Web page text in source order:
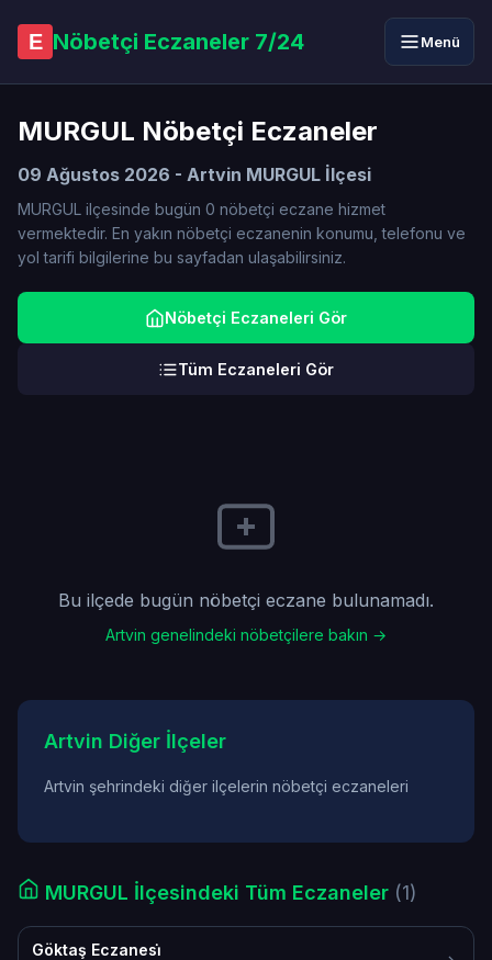
E Nöbetçi Eczaneler 7/24 Menü
MURGUL Nöbetçi Eczaneler
09 Ağustos 2026 - Artvin MURGUL İlçesi
MURGUL ilçesinde bugün 0 nöbetçi eczane hizmet
vermektedir. En yakın nöbetçi eczanenin konumu, telefonu ve
yol tarifi bilgilerine bu sayfadan ulaşabilirsiniz.
Nöbetçi Eczaneleri Gör
Tüm Eczaneleri Gör
Bu ilçede bugün nöbetçi eczane bulunamadı.
Artvin genelindeki nöbetçilere bakın →
Artvin Diğer İlçeler
Artvin şehrindeki diğer ilçelerin nöbetçi eczaneleri
MURGUL İlçesindeki Tüm Eczaneler (1)
Göktaş Eczanesi̇